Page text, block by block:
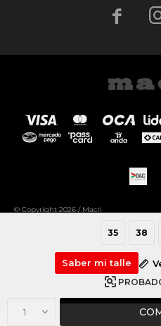
35 38
Saber mi talle
1

© Copyright 2026 / Macri